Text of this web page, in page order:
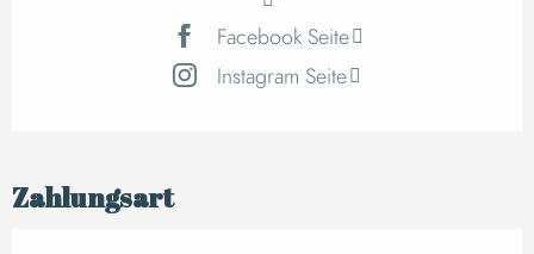
Facebook Seite
Instagram Seite
Zahlungsart